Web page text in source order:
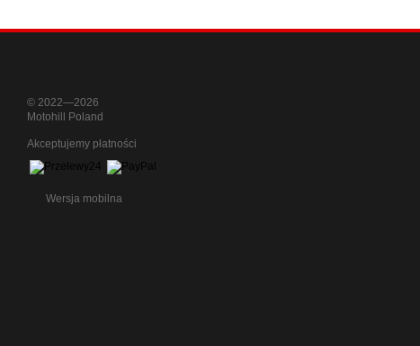
© 2022—2026
Motohill Poland
Akceptujemy płatności
Wersja mobilna